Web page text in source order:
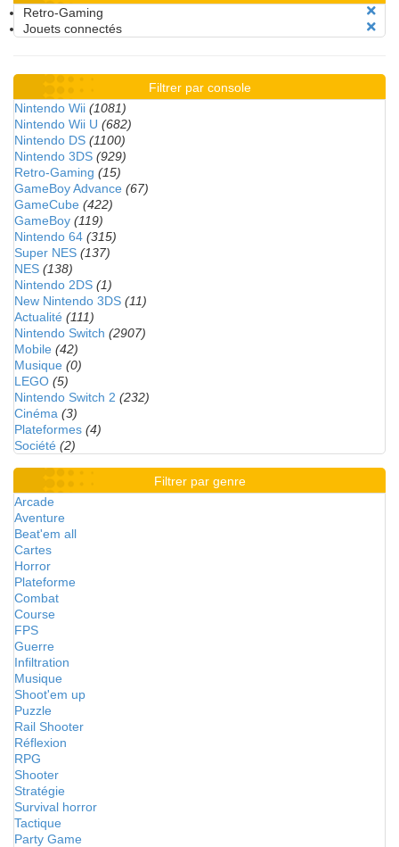
Retro-Gaming
Jouets connectés
Filtrer par console
Nintendo Wii (1081)
Nintendo Wii U (682)
Nintendo DS (1100)
Nintendo 3DS (929)
Retro-Gaming (15)
GameBoy Advance (67)
GameCube (422)
GameBoy (119)
Nintendo 64 (315)
Super NES (137)
NES (138)
Nintendo 2DS (1)
New Nintendo 3DS (11)
Actualité (111)
Nintendo Switch (2907)
Mobile (42)
Musique (0)
LEGO (5)
Nintendo Switch 2 (232)
Cinéma (3)
Plateformes (4)
Société (2)
Filtrer par genre
Arcade
Aventure
Beat'em all
Cartes
Horror
Plateforme
Combat
Course
FPS
Guerre
Infiltration
Musique
Shoot'em up
Puzzle
Rail Shooter
Réflexion
RPG
Shooter
Stratégie
Survival horror
Tactique
Party Game